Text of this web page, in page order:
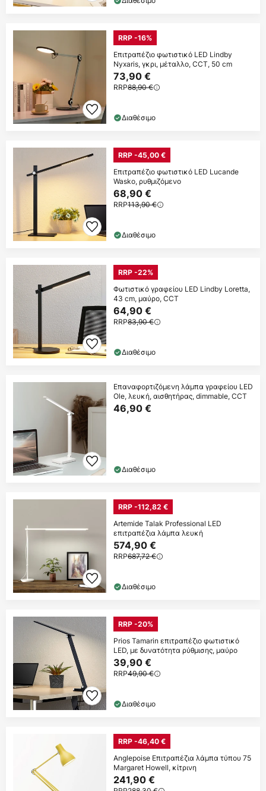
RRP -16%
Επιτραπέζιο φωτιστικό LED Lindby
Nyxaris, γκρι, μέταλλο, CCT, 50 cm
73,90 €
RRP88,90 €
Διαθέσιμο
RRP -45,00 €
Επιτραπέζιο φωτιστικό LED Lucande
Wasko, ρυθμιζόμενο
68,90 €
RRP113,90 €
Διαθέσιμο
RRP -22%
Φωτιστικό γραφείου LED Lindby Loretta,
43 cm, μαύρο, CCT
64,90 €
RRP83,90 €
Διαθέσιμο
Επαναφορτιζόμενη λάμπα γραφείου LED
Ole, λευκή, αισθητήρας, dimmable, CCT
46,90 €
Διαθέσιμο
RRP -112,82 €
Artemide Talak Professional LED
επιτραπέζια λάμπα λευκή
574,90 €
RRP687,72 €
Διαθέσιμο
RRP -20%
Prios Tamarin επιτραπέζιο φωτιστικό
LED, με δυνατότητα ρύθμισης, μαύρο
39,90 €
RRP49,90 €
Διαθέσιμο
RRP -46,40 €
Anglepoise Επιτραπέζια λάμπα τύπου 75
Margaret Howell, κίτρινη
241,90 €